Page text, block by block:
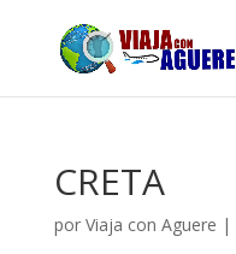
CRETA
por Viaja con Aguere |